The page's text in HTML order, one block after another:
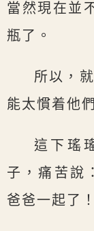
當然現在並
瓶了。
所以，
能太慣着他
這下瑤
子，痛苦說
爸爸一起了